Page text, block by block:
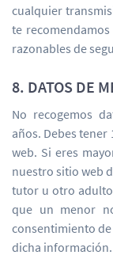
cualquier
te
razonables de
8. DATOS DE
No recogemos
años. Debes
web. Si eres
nuestro sitio web
tutor u otro
que un menor
consentimiento
dicha información.